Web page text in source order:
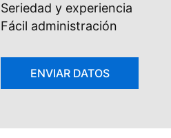
Seriedad y experiencia
Fácil administración